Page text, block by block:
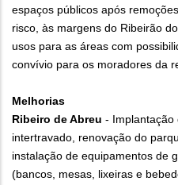
espaços públicos após
risco, às margens do Ribeirão
usos para as áreas com
convívio para os moradores da
Melhorias
Ribeiro de Abreu - Implantação
intertravado, renovação do
instalação de equipamentos de
(bancos, mesas, lixeiras e